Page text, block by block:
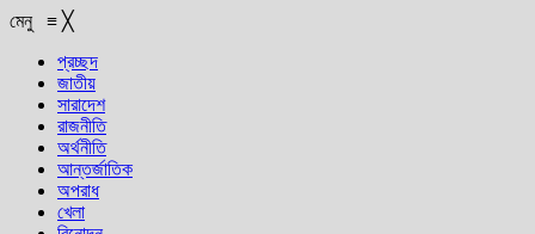
মেনু ≡ ╳
প্রচ্ছদ
জাতীয়
সারাদেশ
রাজনীতি
অর্থনীতি
আন্তর্জাতিক
অপরাধ
খেলা